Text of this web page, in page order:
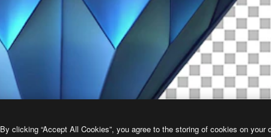
By clicking “Accept All Cookies”, you agree to the storing of cookies on your